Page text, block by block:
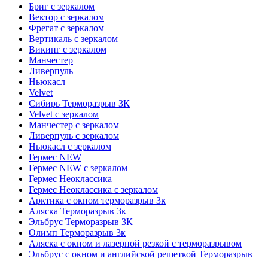
Бриг с зеркалом
Вектор с зеркалом
Фрегат с зеркалом
Вертикаль с зеркалом
Викинг с зеркалом
Манчестер
Ливерпуль
Ньюкасл
Velvet
Сибирь Терморазрыв 3К
Velvet с зеркалом
Манчестер с зеркалом
Ливерпуль с зеркалом
Ньюкасл с зеркалом
Гермес NEW
Гермес NEW с зеркалом
Гермес Неоклассика
Гермес Неоклассика с зеркалом
Арктика с окном терморазрыв 3к
Аляска Терморазрыв 3к
Эльбрус Терморазрыв 3К
Олимп Терморазрыв 3к
Аляска с окном и лазерной резкой с терморазрывом
Эльбрус с окном и английской решеткой Терморазрыв